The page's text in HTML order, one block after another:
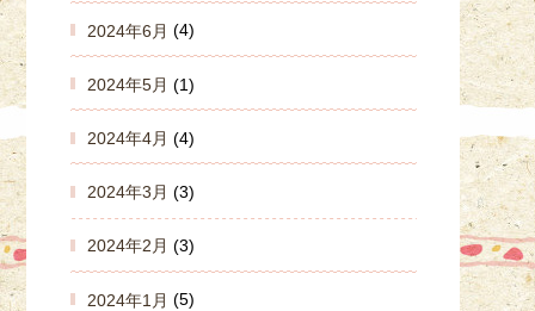
2024年6月 (4)
2024年5月 (1)
2024年4月 (4)
2024年3月 (3)
2024年2月 (3)
2024年1月 (5)